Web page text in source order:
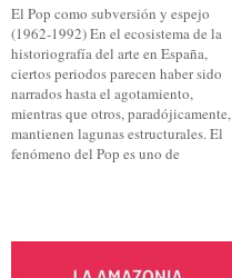
El Pop como subversión y espejo
(1962-1992) En el ecosistema de la
historiografía del arte en España,
ciertos periodos parecen haber sido
narrados hasta el agotamiento,
mientras que otros, paradójicamente,
mantienen lagunas estructurales. El
fenómeno del Pop es uno de